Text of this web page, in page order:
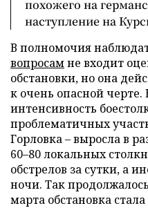
похожего на
наступление на
В полномочия
вопросамне входит
обстановки, но она
к очень опасной
интенсивность
проблематичных
Горловка – выросла в
60–80 локальных
обстрелов за сутки, а
ночи. Так
марта обстановка